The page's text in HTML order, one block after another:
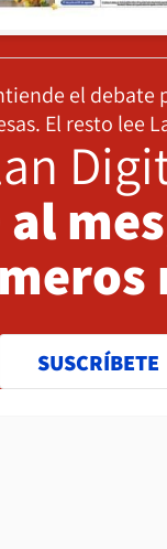
el debate
El resto lee
SUSCRÍBETE